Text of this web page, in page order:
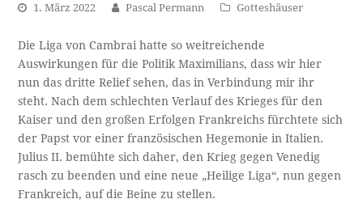
1. März 2022 Pascal Permann Gotteshäuser
Die Liga von Cambrai hatte so weitreichende
Auswirkungen für die Politik Maximilians, dass wir hier
nun das dritte Relief sehen, das in Verbindung mir ihr
steht. Nach dem schlechten Verlauf des Krieges für den
Kaiser und den großen Erfolgen Frankreichs fürchtete sich
der Papst vor einer französischen Hegemonie in Italien.
Julius II. bemühte sich daher, den Krieg gegen Venedig
rasch zu beenden und eine neue „Heilige Liga“, nun gegen
Frankreich, auf die Beine zu stellen.